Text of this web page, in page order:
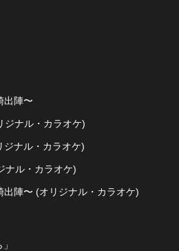
出陣〜
ジナル・カラオケ)
ナル・カラオケ)
ナル・カラオケ)
陣〜 (オリジナル・カラオケ)